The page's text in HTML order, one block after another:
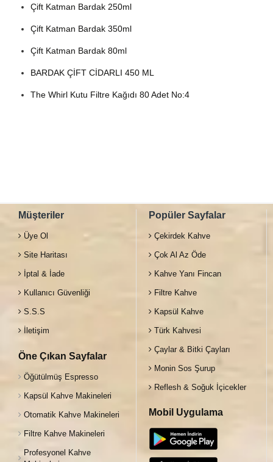
Çift Katman Bardak 250ml
Çift Katman Bardak 350ml
Çift Katman Bardak 80ml
BARDAK ÇİFT CİDARLI 450 ML
The Whirl Kutu Filtre Kağıdı 80 Adet No:4
Müşteriler
Üye Ol
Site Haritası
İptal & İade
Kullanıcı Güvenliği
S.S.S
İletişim
Öne Çıkan Sayfalar
Öğütülmüş Espresso
Kapsül Kahve Makineleri
Otomatik Kahve Makineleri
Filtre Kahve Makineleri
Profesyonel Kahve
Popüler Sayfalar
Çekirdek Kahve
Çok Al Az Öde
Kahve Yanı Fincan
Filtre Kahve
Kapsül Kahve
Türk Kahvesi
Çaylar & Bitki Çayları
Monin Sos Şurup
Reflesh & Soğuk İçicekler
Mobil Uygulama